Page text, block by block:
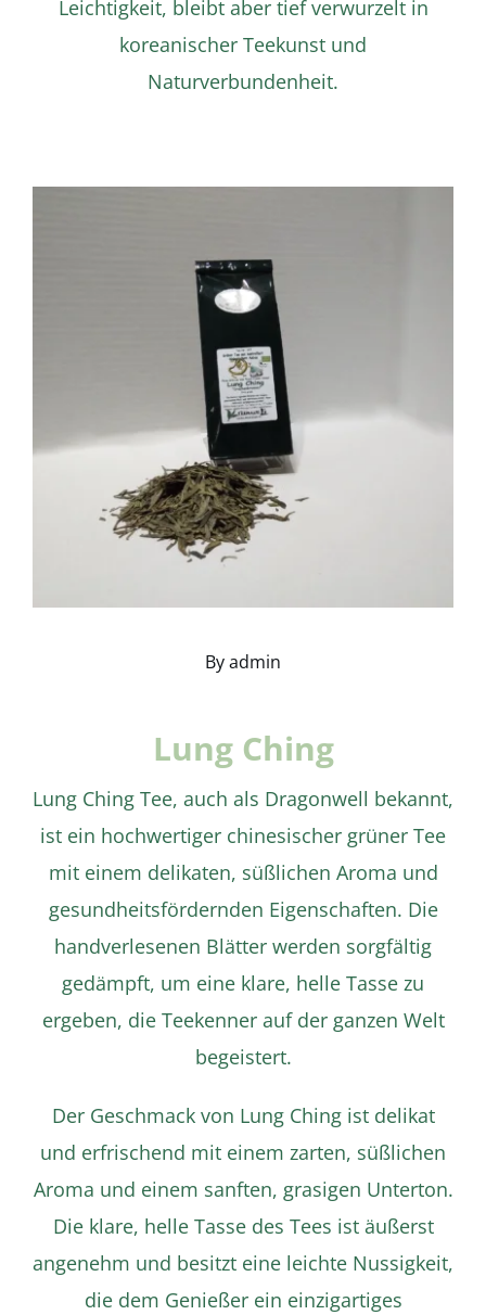
Leichtigkeit, bleibt aber tief verwurzelt in
koreanischer Teekunst und
Naturverbundenheit.
Details
Byadmin
Lung Ching
Lung Ching Tee, auch als Dragonwell bekannt,
ist ein hochwertiger chinesischer grüner Tee
mit einem delikaten, süßlichen Aroma und
gesundheitsfördernden Eigenschaften. Die
handverlesenen Blätter werden sorgfältig
gedämpft, um eine klare, helle Tasse zu
ergeben, die Teekenner auf der ganzen Welt
begeistert.
Der Geschmack von Lung Ching ist delikat
und erfrischend mit einem zarten, süßlichen
Aroma und einem sanften, grasigen Unterton.
Die klare, helle Tasse des Tees ist äußerst
angenehm und besitzt eine leichte Nussigkeit,
die dem Genießer ein einzigartiges